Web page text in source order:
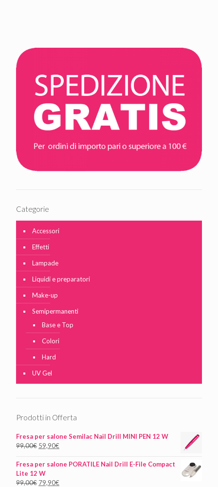
Categorie
Accessori
Effetti
Lampade
Liquidi e preparatori
Make-up
Semipermanenti
Base e Top
Colori
Hard
UV Gel
Prodotti in Offerta
Fresa per salone Semilac Nail Drill MINI PEN 12 W
99,00€ 59,90€
Fresa per salone PORATILE Nail Drill E-File Compact
Lite 12 W
99,00€ 79,90€